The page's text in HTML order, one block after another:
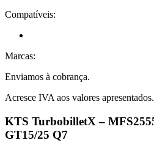
Compatíveis:
Marcas:
Enviamos à cobrança.
Acresce IVA aos valores apresentados.
KTS TurbobilletX –
GT15/25 Q7